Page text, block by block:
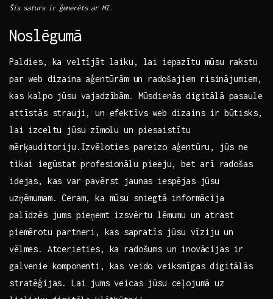
Šis saturs ir​ ģenerēts ar MI.
Noslēgumā
Paldies, ka veltījāt laiku,‌ lai iepazītu mūsu rakstu
par⁢ web dizaina aģentūrām ⁢un⁢ radošajiem risinājumiem,
kas ​kalpo ‍jūsu vajadzībām. Mūsdienās digitālā pasaule
‌attīstās strauji, un efektīvs web dizains ir būtisks,
lai izceltu jūsu⁣ zīmolu un piesaistītu
mērķauditoriju.Izvēloties pareizo aģentūru, jūs ne
tikai iegūstat⁤ profesionālu ‍pieeju, bet⁣ arī radošas
idejas, kas var pavērst jaunas iespējas jūsu
uzņēmumam.‌ Ceram, ka ‌mūsu sniegtā⁢ informācija
palīdzēs jums pieņemt izsvērtu‍ lēmumu un atrast
piemērotu partneri, ⁣kas ⁢sapratīs jūsu vīziju un
vēlmes. Atcerieties, ka radošums ‍un inovācijas ir
‌galvenie komponenti, kas veido veiksmīgas digitālās​
stratēģijas. Lai jums veicas jūsu ceļojumā uz